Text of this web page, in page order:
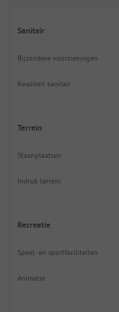
Sanitair
Bijzondere voorzieningen
Kwaliteit sanitair
Terrein
Staanplaatsen
Indruk terrein
Recreatie
Speel- en sportfaciliteiten
Animatie